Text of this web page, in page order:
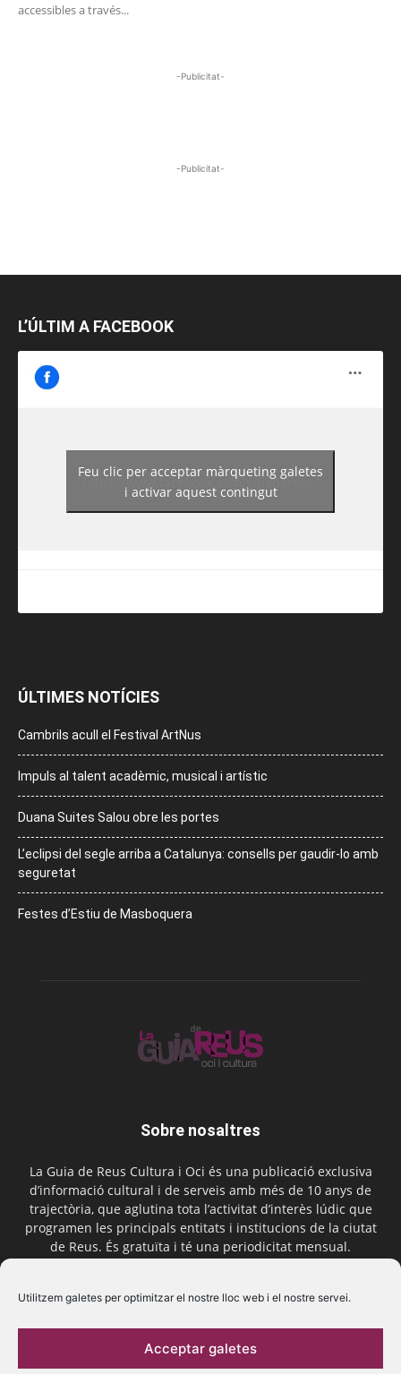
Utilitzem galetes per optimitzar el nostre lloc web i el nostre servei.
Acceptar galetes
accessibles a través...
-Publicitat-
-Publicitat-
L’ÚLTIM A FACEBOOK
https://www.facebook.com/guiadereus/
Feu clic per acceptar màrqueting galetes
i activar aquest contingut
ÚLTIMES NOTÍCIES
Cambrils acull el Festival ArtNus
Impuls al talent acadèmic, musical i artístic
Duana Suites Salou obre les portes
L’eclipsi del segle arriba a Catalunya: consells per gaudir-lo amb
seguretat
Festes d’Estiu de Masboquera
Sobre nosaltres
La Guia de Reus Cultura i Oci és una publicació exclusiva
d’informació cultural i de serveis amb més de 10 anys de
trajectòria, que aglutina tota l’activitat d’interès lúdic que
programen les principals entitats i institucions de la ciutat
de Reus. És gratuïta i té una periodicitat mensual.
Segueix-nos